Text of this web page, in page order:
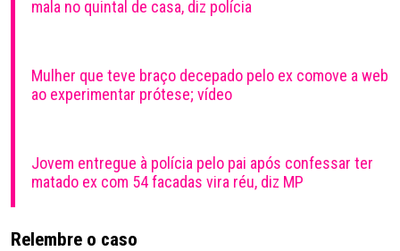
mala no quintal de casa, diz polícia
Mulher que teve braço decepado pelo ex comove a web
ao experimentar prótese; vídeo
Jovem entregue à polícia pelo pai após confessar ter
matado ex com 54 facadas vira réu, diz MP
Relembre o caso